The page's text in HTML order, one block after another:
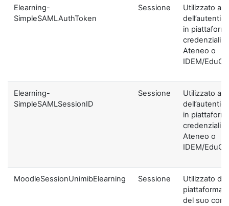
Elearning-
SimpleSAMLAuthToken
Sessione
Utilizzato ai
in
credenziali di
Ateneo o
IDEM/
Elearning-
SimpleSAMLSessionID
Sessione
Utilizzato ai
in
credenziali di
Ateneo o
IDEM/
MoodleSessionUnimibElearning Sessione
Utilizzato
piattaforma
del suo